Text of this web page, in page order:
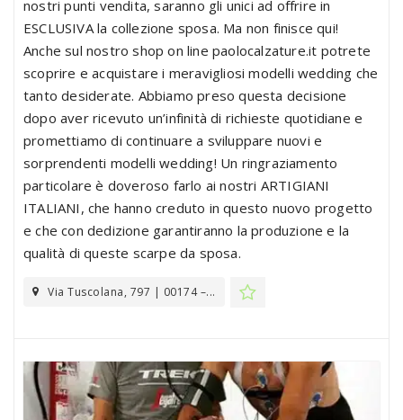
nostri punti vendita, saranno gli unici ad offrire in
ESCLUSIVA la collezione sposa. Ma non finisce qui!
Anche sul nostro shop on line paolocalzature.it potrete
scoprire e acquistare i meravigliosi modelli wedding che
tanto desiderate. Abbiamo preso questa decisione
dopo aver ricevuto un’infinità di richieste quotidiane e
promettiamo di continuare a sviluppare nuovi e
sorprendenti modelli wedding! Un ringraziamento
particolare è doveroso farlo ai nostri ARTIGIANI
ITALIANI, che hanno creduto in questo nuovo progetto
e che con dedizione garantiranno la produzione e la
qualità di queste scarpe da sposa.
Via Tuscolana, 797 | 00174 –...